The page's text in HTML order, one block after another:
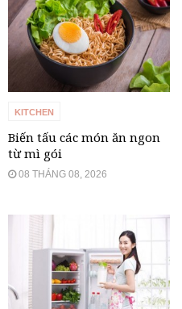
KITCHEN
Biến tấu các món ăn ngon
từ mì gói
08 THÁNG 08, 2026